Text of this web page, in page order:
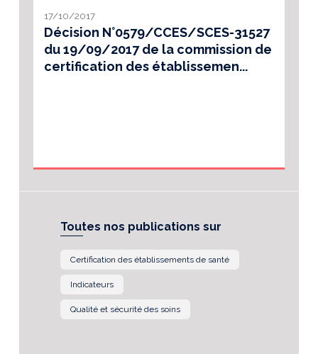
17/10/2017
Décision N°0579/CCES/SCES-31527
du 19/09/2017 de la commission de
certification des établissemen...
Toutes nos publications sur
Certification des établissements de santé
Indicateurs
Qualité et sécurité des soins